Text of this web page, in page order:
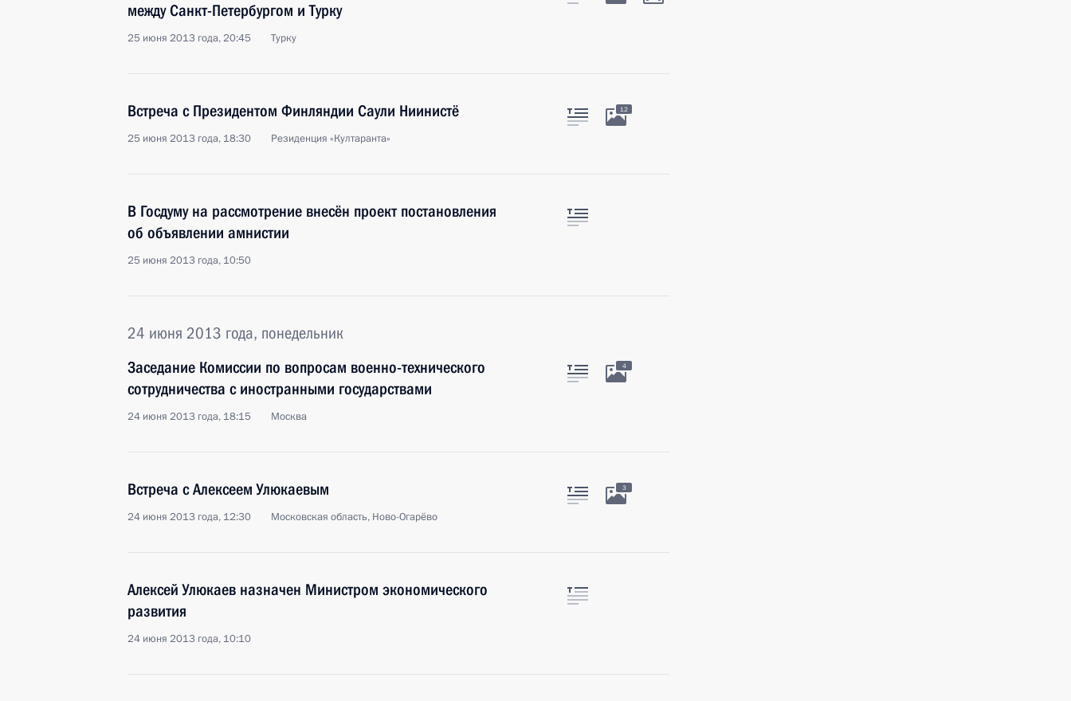
между Санкт-Петербургом и Турку
25 июня 2013 года, 20:45 Турку
Встреча с Президентом Финляндии Саули Ниинистё
25 июня 2013 года, 18:30 Резиденция «Култаранта»
12
В Госдуму на рассмотрение внесён проект постановления
об объявлении амнистии
25 июня 2013 года, 10:50
24 июня 2013 года, понедельник
Заседание Комиссии по вопросам военно-технического
сотрудничества с иностранными государствами
24 июня 2013 года, 18:15 Москва
4
Встреча с Алексеем Улюкаевым
24 июня 2013 года, 12:30 Московская область, Ново-Огарёво
3
Алексей Улюкаев назначен Министром экономического
развития
24 июня 2013 года, 10:10